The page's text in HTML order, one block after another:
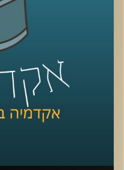
כדי לשפוך אור על המצב
בית ספר לאודר לממשל,
לשעבר שגריר ישראל
קרדיט תמונות: